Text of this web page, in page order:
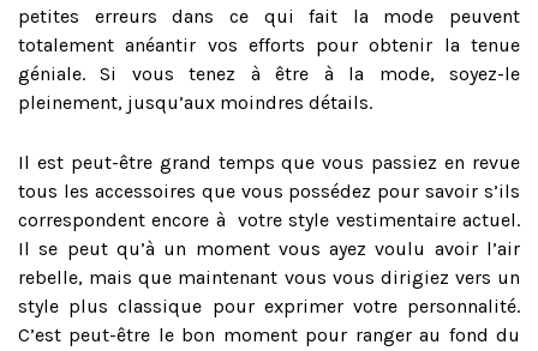
petites erreurs dans ce qui fait la mode peuvent
totalement anéantir vos efforts pour obtenir la tenue
géniale. Si vous tenez à être à la mode, soyez-le
pleinement, jusqu’aux moindres détails.
Il est peut-être grand temps que vous passiez en revue
tous les accessoires que vous possédez pour savoir s’ils
correspondent encore à votre style vestimentaire actuel.
Il se peut qu’à un moment vous ayez voulu avoir l’air
rebelle, mais que maintenant vous vous dirigiez vers un
style plus classique pour exprimer votre personnalité.
C’est peut-être le bon moment pour ranger au fond du